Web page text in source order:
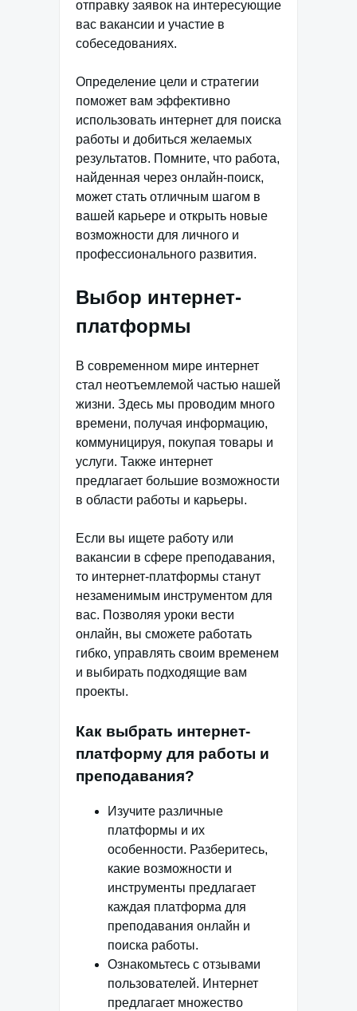
отправку заявок на интересующие
вас вакансии и участие в
собеседованиях.
Определение цели и стратегии
поможет вам эффективно
использовать интернет для поиска
работы и добиться желаемых
результатов. Помните, что работа,
найденная через онлайн-поиск,
может стать отличным шагом в
вашей карьере и открыть новые
возможности для личного и
профессионального развития.
Выбор интернет-
платформы
В современном мире интернет
стал неотъемлемой частью нашей
жизни. Здесь мы проводим много
времени, получая информацию,
коммуницируя, покупая товары и
услуги. Также интернет
предлагает большие возможности
в области работы и карьеры.
Если вы ищете работу или
вакансии в сфере преподавания,
то интернет-платформы станут
незаменимым инструментом для
вас. Позволяя уроки вести
онлайн, вы сможете работать
гибко, управлять своим временем
и выбирать подходящие вам
проекты.
Как выбрать интернет-
платформу для работы и
преподавания?
Изучите различные
платформы и их
особенности. Разберитесь,
какие возможности и
инструменты предлагает
каждая платформа для
преподавания онлайн и
поиска работы.
Ознакомьтесь с отзывами
пользователей. Интернет
предлагает множество